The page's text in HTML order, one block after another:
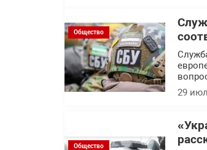
Общество
29
Общество